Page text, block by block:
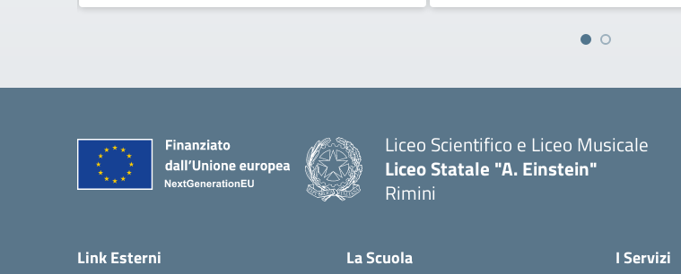
Liceo Scientifico e Liceo Musicale
Liceo Statale "A. Einstein"
Rimini
Link Esterni La Scuola I Servizi